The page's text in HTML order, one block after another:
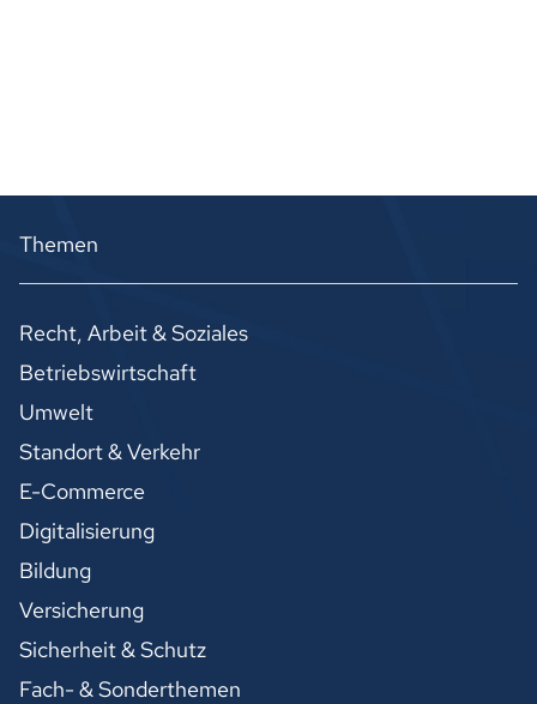
Themen
Recht, Arbeit & Soziales
Betriebswirtschaft
Umwelt
Standort & Verkehr
E-Commerce
Digitalisierung
Bildung
Versicherung
Sicherheit & Schutz
Fach- & Sonderthemen